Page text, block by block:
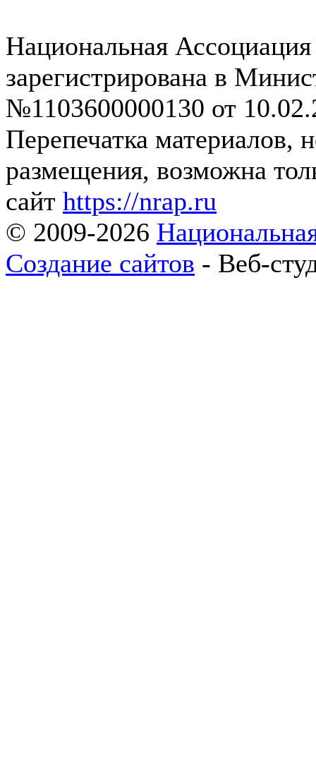
Национальная
зарегистрирована в
№1103600000130 от
Перепечатка
размещения, возможна
сайт https://nrap.ru
© 2009-2026
Создание сайтов - Веб-